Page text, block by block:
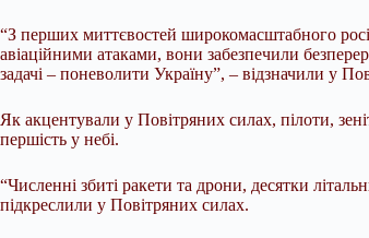
“З перших миттєвостей широкомасштабного
авіаційними атаками, вони забезпечили
задачі – поневолити Україну”, – відзначили у
Як акцентували у Повітряних силах, пілоти,
першість у небі.
“Численні збиті ракети та дрони, десятки
підкреслили у Повітряних силах.